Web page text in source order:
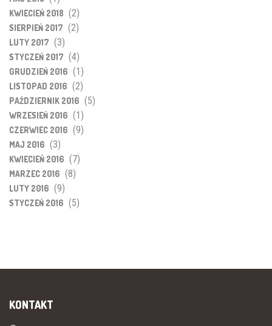
KWIECIEŃ 2018 (2)
SIERPIEŃ 2017 (2)
LUTY 2017 (3)
STYCZEŃ 2017 (4)
GRUDZIEŃ 2016 (1)
LISTOPAD 2016 (2)
PAŹDZIERNIK 2016 (5)
WRZESIEŃ 2016 (1)
CZERWIEC 2016 (9)
MAJ 2016 (3)
KWIECIEŃ 2016 (7)
MARZEC 2016 (8)
LUTY 2016 (9)
STYCZEŃ 2016 (5)
KONTAKT